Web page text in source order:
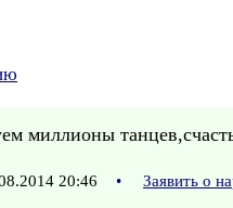
миллионы
20:46 • Заявить о